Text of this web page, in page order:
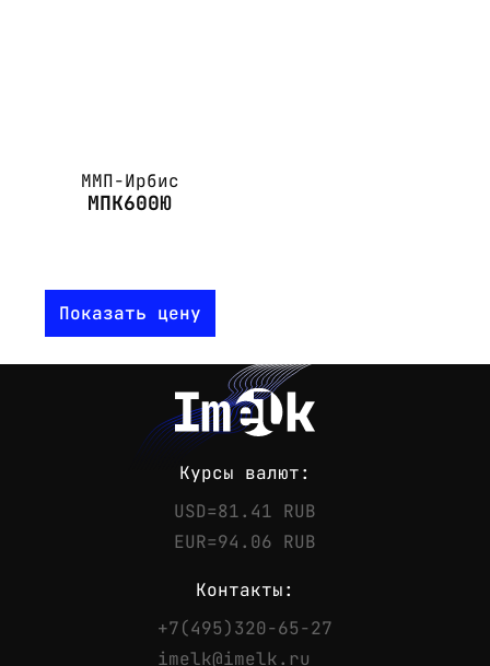
Контакты
ММП-Ирбис
МПК600Ю
Показать цену
Курсы валют:
USD=81.41 RUB
EUR=94.06 RUB
Контакты:
+7(495)320-65-27
imelk@imelk.ru